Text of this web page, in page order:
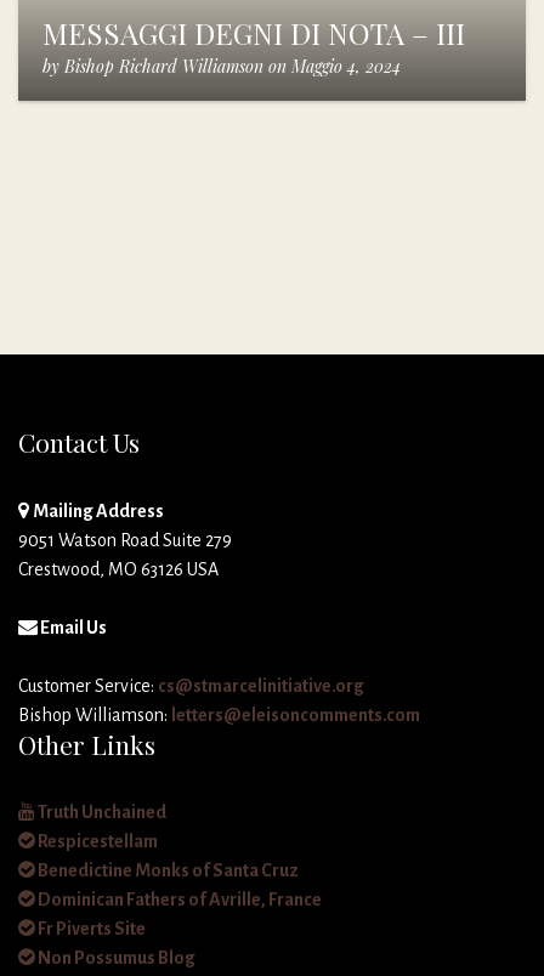
MESSAGGI DEGNI DI NOTA – III
by Bishop Richard Williamson on Maggio 4, 2024
Contact Us
Mailing Address
9051 Watson Road Suite 279
Crestwood, MO 63126 USA
Email Us
Customer Service: cs@stmarcelinitiative.org
Bishop Williamson: letters@eleisoncomments.com
Other Links
Truth Unchained
Respicestellam
Benedictine Monks of Santa Cruz
Dominican Fathers of Avrille, France
Fr Piverts Site
Non Possumus Blog